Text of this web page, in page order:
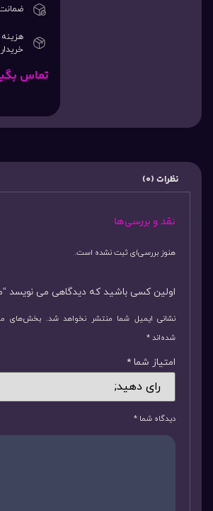
خریدار
تماس
نظرات (0)
نقد و بررسی‌ها
هنوز بررسی‌ای ثبت نشده است.
اولین کسی باشید که دیدگاهی می نویسد
نشانی ایمیل شما منتشر نخواهد شد. بخش‌های
شده‌اند*
امتیاز شما *
دیدگاه شما *